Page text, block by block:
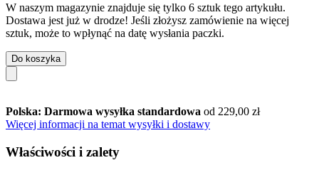
W naszym magazynie znajduje się tylko 6 sztuk tego artykułu.
Dostawa jest już w drodze! Jeśli złożysz zamówienie na więcej
sztuk, może to wpłynąć na datę wysłania paczki.
Do koszyka
Polska: Darmowa wysyłka standardowa od 229,00 zł
Więcej informacji na temat wysyłki i dostawy
Właściwości i zalety